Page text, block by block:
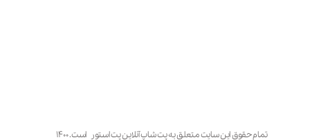
تمام حقوق این سایت متعلق به پت شاپ آنلاین پت استور است. ۱۴۰۰